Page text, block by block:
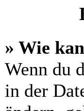
» Wie
Wenn du
in der